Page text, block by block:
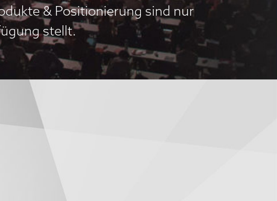
& Positionierung sind nur
stellt.